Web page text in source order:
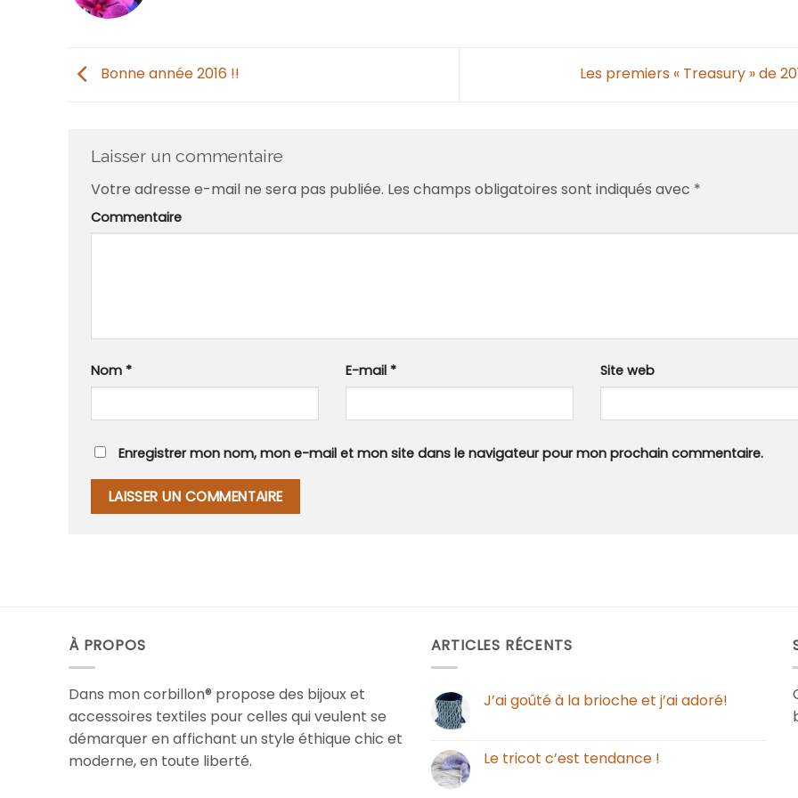
Bonne année 2016 !! Les premiers « Treasury » de
Laisser un commentaire
Votre adresse e-mail ne sera pas publiée. Les champs obligatoires sont indiqués avec *
Commentaire
Nom * E-mail * Site web
Enregistrer mon nom, mon e-mail et mon site dans le navigateur pour mon prochain commentaire.
À PROPOS
Dans mon corbillon® propose des bijoux et
accessoires textiles pour celles qui veulent se
démarquer en affichant un style éthique chic et
moderne, en toute liberté.
ARTICLES RÉCENTS
J’ai goûté à la brioche et j’ai adoré!
Le tricot c’est tendance !